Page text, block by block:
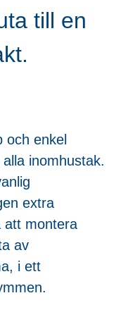
till en
och enkel
inomhustak.
extra
att montera
av
i ett